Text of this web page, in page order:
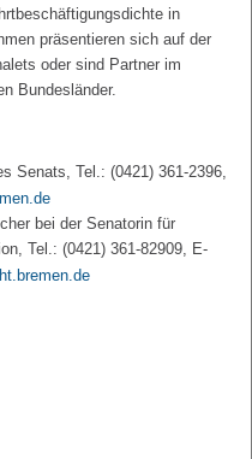
in
präsentieren sich auf der
oder sind Partner im
Bundesländer.
Senats, Tel.: (0421) 361-2396,
bei der Senatorin für
Tel.: (0421) 361-82909, E-